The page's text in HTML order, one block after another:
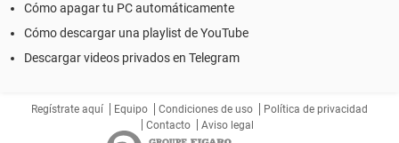
Cómo apagar tu PC automáticamente
Cómo descargar una playlist de YouTube
Descargar videos privados en Telegram
Regístrate aquí Equipo Condiciones de uso
Política de privacidad
Contacto
Aviso legal